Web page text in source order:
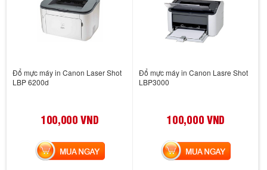
Đổ mực máy in Canon Laser Shot
LBP 6200d
100,000 VND
MUA NGAY
Đổ mực máy in Canon Lasre Shot
LBP3000
100,000 VND
MUA NGAY